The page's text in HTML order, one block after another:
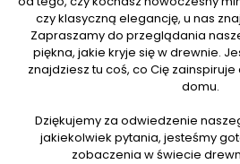
czy klasyczną elegancję, u nas
Zapraszamy do przeglądania
piękna, jakie kryje się w drewnie.
znajdziesz tu coś, co Cię
domu.
Dziękujemy za odwiedzenie
jakiekolwiek pytania, jesteśmy
zobaczenia w świecie